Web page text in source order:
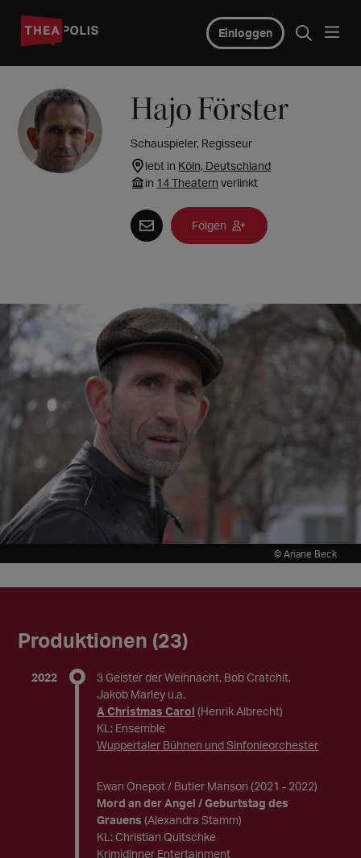
Einloggen
Hajo Förster
Schauspieler, Regisseur
lebt in Köln, Deutschland
in 14 Theatern verlinkt
Folgen
© Ariane Beck
Produktionen (23)
2022
3 Geister der Weihnacht, Bob Cratchit,
Jakob Marley u.a.
A Christmas Carol (Henrik Albrecht)
KL: Ensemble
Wuppertaler Bühnen und Sinfonieorchester
Ewan Onepot / Butler Manson (2021 - 2022)
Mord an der Angel / Geburtstag des
Grauens (Alexandra Stamm)
KL: Christian Quitschke
Krimidinner Entertainment